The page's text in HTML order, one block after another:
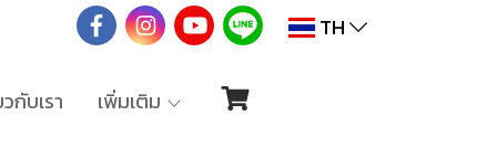
TH
กับเรา เพิ่มเติม